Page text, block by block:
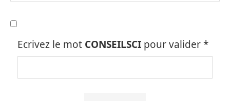
Ecrivez le mot CONSEILSCI pour valider*